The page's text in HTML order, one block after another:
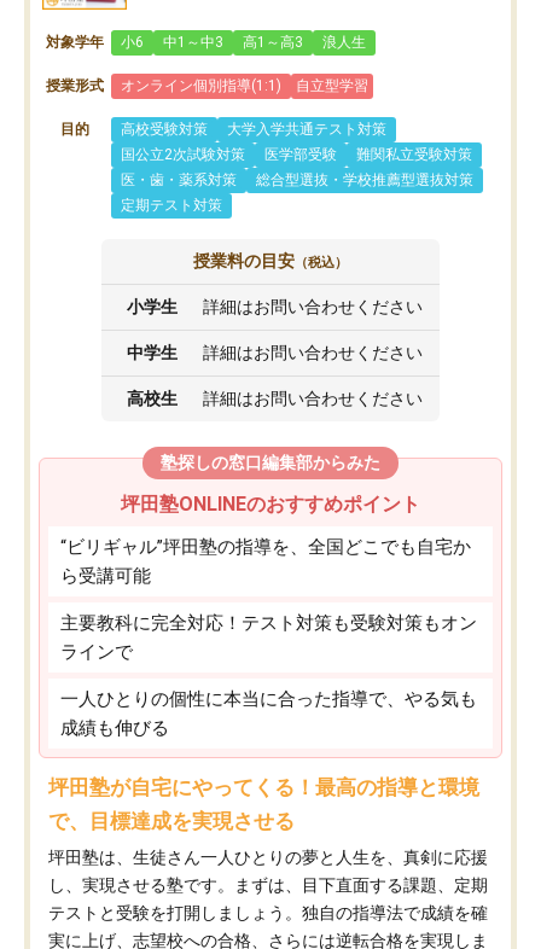
対象学年 小6 中1～中3 高1～高3 浪人生
授業形式 オンライン個別指導(1:1) 自立型学習
目的 高校受験対策
大学入学共通テスト対策
国公立2次試験対策
医学部受験
難関私立受験対策
医・歯・薬系対策
総合型選抜・学校推薦型選抜対策
定期テスト対策
授業料の目安 （税込）
小学生 詳細はお問い合わせください
中学生 詳細はお問い合わせください
高校生 詳細はお問い合わせください
塾探しの窓口編集部からみた
坪田塾ONLINEのおすすめポイント
“ビリギャル”坪田塾の指導を、全国どこでも自宅か
ら受講可能
主要教科に完全対応！テスト対策も受験対策もオン
ラインで
一人ひとりの個性に本当に合った指導で、やる気も
成績も伸びる
坪田塾が自宅にやってくる！最高の指導と環境
で、目標達成を実現させる
坪田塾は、生徒さん一人ひとりの夢と人生を、真剣に応援
し、実現させる塾です。まずは、目下直面する課題、定期
テストと受験を打開しましょう。独自の指導法で成績を確
実に上げ、志望校への合格、さらには逆転合格を実現しま